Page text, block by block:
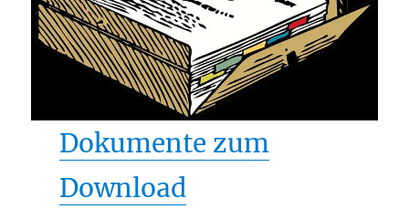
Dokumente zum
Download